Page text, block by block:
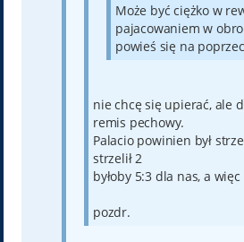
Może być ciężko w
pajacowaniem w
powieś się na
nie chcę się upierać, ale
remis pechowy.
Palacio powinien był
strzelił 2
byłoby 5:3 dla nas, a
pozdr.